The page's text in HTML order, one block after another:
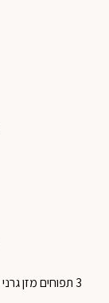
3 תפוחיםמזןגרני